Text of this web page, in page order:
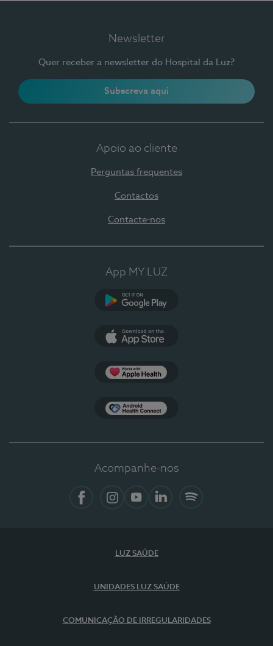
Newsletter
Quer receber a newsletter do Hospital da Luz?
Subscreva aqui
Apoio ao cliente
Perguntas frequentes
Contactos
Contacte-nos
App MY LUZ
Acompanhe-nos
LUZ SAÚDE
UNIDADES LUZ SAÚDE
COMUNICAÇÃO DE IRREGULARIDADES